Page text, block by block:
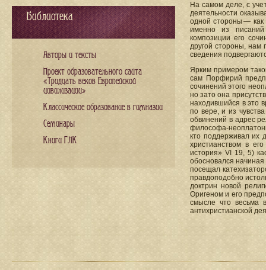
На самом деле, с
деятельности
одной стороны — как
именно из писаний
композиции его
другой стороны, нам
сведения
Ярким примером
сам Порфирий
сочинений этого
но зато она
находившийся в это
по вере, и из
обвинений в адрес
философа-
кто поддерживал их
христианством в
история» VI 19, 5)
обосновался
посещал
правдоподобно
доктрин новой
Оригеном и его
смысле что весьма
антихристианской
Библиотека
Авторы и тексты
Проект образовательного сайта
«Тридцать веков Европейской
цивилизации»
Классическое образование в гимназии
Семинары
Книги ГЛК